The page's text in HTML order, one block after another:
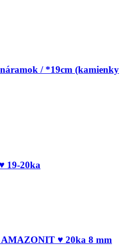
/ *19cm (kamienky
19-20ka
♥ 20ka 8 mm